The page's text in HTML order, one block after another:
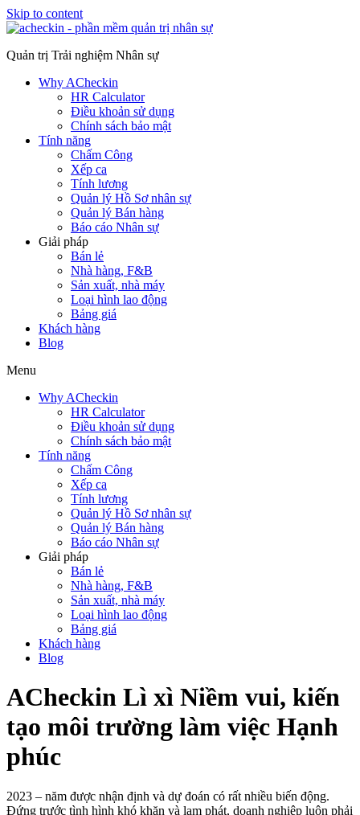
Skip to content
Quản trị Trải nghiệm Nhân sự
Why ACheckin
HR Calculator
Điều khoản sử dụng
Chính sách bảo mật
Tính năng
Chấm Công
Xếp ca
Tính lương
Quản lý Hồ Sơ nhân sự
Quản lý Bán hàng
Báo cáo Nhân sự
Giải pháp
Bán lẻ
Nhà hàng, F&B
Sản xuất, nhà máy
Loại hình lao động
Bảng giá
Khách hàng
Blog
Menu
Why ACheckin
HR Calculator
Điều khoản sử dụng
Chính sách bảo mật
Tính năng
Chấm Công
Xếp ca
Tính lương
Quản lý Hồ Sơ nhân sự
Quản lý Bán hàng
Báo cáo Nhân sự
Giải pháp
Bán lẻ
Nhà hàng, F&B
Sản xuất, nhà máy
Loại hình lao động
Bảng giá
Khách hàng
Blog
ACheckin Lì xì Niềm vui, kiến
tạo môi trường làm việc Hạnh
phúc
2023 – năm được nhận định và dự đoán có rất nhiều biến động.
Đứng trước tình hình khó khăn và lạm phát, doanh nghiệp luôn phải